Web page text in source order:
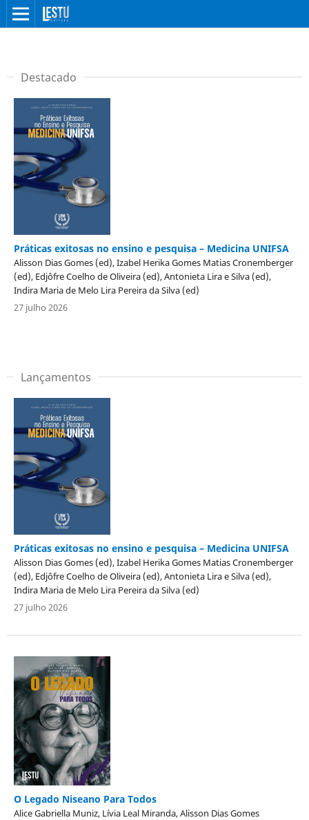
Destacado
Práticas exitosas no ensino e pesquisa – Medicina UNIFSA
Alisson Dias Gomes (ed), Izabel Herika Gomes Matias Cronemberger
(ed), Edjôfre Coelho de Oliveira (ed), Antonieta Lira e Silva (ed),
Indira Maria de Melo Lira Pereira da Silva (ed)
27 julho 2026
Lançamentos
Práticas exitosas no ensino e pesquisa – Medicina UNIFSA
Alisson Dias Gomes (ed), Izabel Herika Gomes Matias Cronemberger
(ed), Edjôfre Coelho de Oliveira (ed), Antonieta Lira e Silva (ed),
Indira Maria de Melo Lira Pereira da Silva (ed)
27 julho 2026
O Legado Niseano Para Todos
Alice Gabriella Muniz, Lívia Leal Miranda, Alisson Dias Gomes